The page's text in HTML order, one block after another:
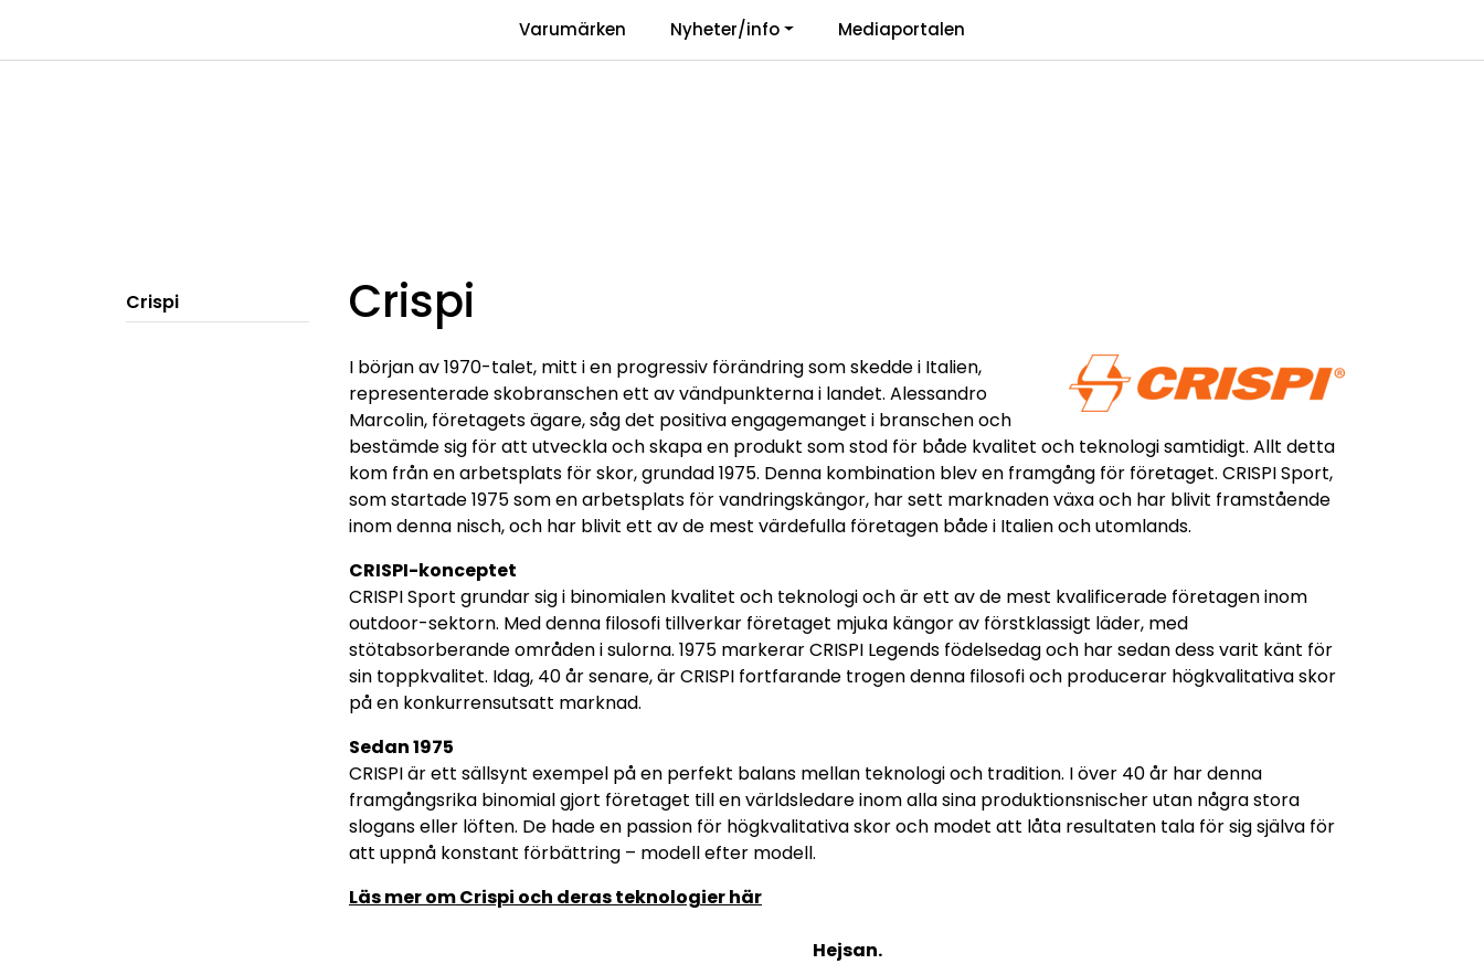
Vårt ansvar Language
Varumärken Nyheter/info Mediaportalen
Crispi Crispi
I början av 1970-talet, mitt i en progressiv förändring som skedde i Italien,
representerade skobranschen ett av vändpunkterna i landet. Alessandro
Marcolin, företagets ägare, såg det positiva engagemanget i branschen och
bestämde sig för att utveckla och skapa en produkt som stod för både kvalitet och teknologi samtidigt. Allt detta
kom från en arbetsplats för skor, grundad 1975. Denna kombination blev en framgång för företaget. CRISPI Sport,
som startade 1975 som en arbetsplats för vandringskängor, har sett marknaden växa och har blivit framstående
inom denna nisch, och har blivit ett av de mest värdefulla företagen både i Italien och utomlands.
CRISPI-konceptet
CRISPI Sport grundar sig i binomialen kvalitet och teknologi och är ett av de mest kvalificerade företagen inom
outdoor-sektorn. Med denna filosofi tillverkar företaget mjuka kängor av förstklassigt läder, med
stötabsorberande områden i sulorna. 1975 markerar CRISPI Legends födelsedag och har sedan dess varit känt för
sin toppkvalitet. Idag, 40 år senare, är CRISPI fortfarande trogen denna filosofi och producerar högkvalitativa skor
på en konkurrensutsatt marknad.
Sedan 1975
CRISPI är ett sällsynt exempel på en perfekt balans mellan teknologi och tradition. I över 40 år har denna
framgångsrika binomial gjort företaget till en världsledare inom alla sina produktionsnischer utan några stora
slogans eller löften. De hade en passion för högkvalitativa skor och modet att låta resultaten tala för sig själva för
att uppnå konstant förbättring – modell efter modell.
Läs mer om Crispi och deras teknologier här
Hejsan.